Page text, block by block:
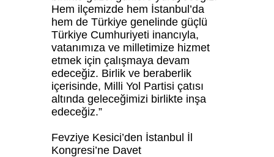
Hem ilçemizde hem İstanbul’da
hem de Türkiye genelinde güçlü
Türkiye Cumhuriyeti inancıyla,
vatanımıza ve milletimize hizmet
etmek için çalışmaya devam
edeceğiz. Birlik ve beraberlik
içerisinde, Milli Yol Partisi çatısı
altında geleceğimizi birlikte inşa
edeceğiz.”
Fevziye Kesici’den İstanbul İl
Kongresi’ne Davet